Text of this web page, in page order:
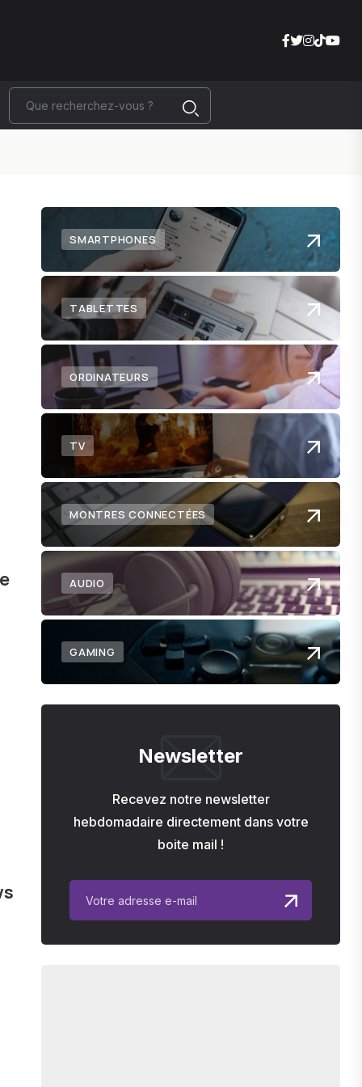
SMARTPHONES
TABLETTES
ORDINATEURS
TV
MONTRES CONNECTÉES
AUDIO
GAMING
Newsletter
Recevez notre newsletter
hebdomadaire directement dans votre
boite mail !